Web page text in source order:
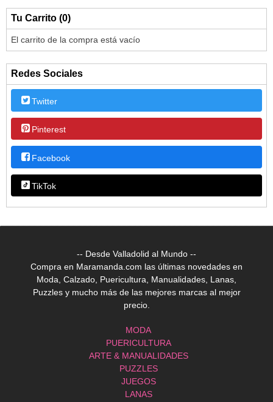
Tu Carrito (0)
El carrito de la compra está vacío
Redes Sociales
Twitter
Pinterest
Facebook
TikTok
-- Desde Valladolid al Mundo --
Compra en Maramanda.com las últimas novedades en
Moda, Calzado, Puericultura, Manualidades, Lanas,
Puzzles y mucho más de las mejores marcas al mejor
precio.
MODA
PUERICULTURA
ARTE & MANUALIDADES
PUZZLES
JUEGOS
LANAS